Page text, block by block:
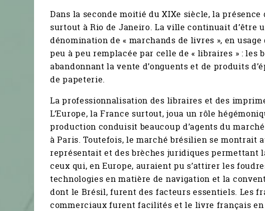
Dans la seconde moitié du XIXe siècle, la
surtout à Rio de Janeiro. La ville continuait d’être
dénomination de « marchands de livres », en
peu à peu remplacée par celle de « libraires » :
abandonnant la vente d’onguents et de produits
de papeterie.
La professionnalisation des libraires et des
L’Europe, la France surtout, joua un rôle
production conduisit beaucoup d’agents du
à Paris. Toutefois, le marché brésilien se montrait
représentait et des brèches juridiques permettant
ceux qui, en Europe, auraient pu s’attirer les
technologies en matière de navigation et la
dont le Brésil, furent des facteurs essentiels. Les
commerciaux furent facilités et le livre français